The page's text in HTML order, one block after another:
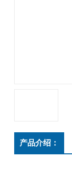
产品介绍：